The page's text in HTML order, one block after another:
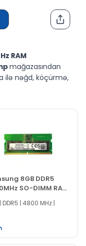
RAM
mağazasından
ilə nəğd, köçürmə,
RAM
8GB DDR5
SO-DIMM RAM
CQK
DDR5 | 4800 MHz |